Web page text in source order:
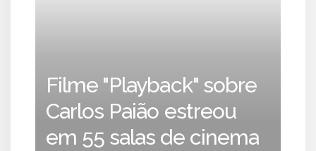
Filme "Playback" sobre
Carlos Paião estreou
em 55 salas de cinema